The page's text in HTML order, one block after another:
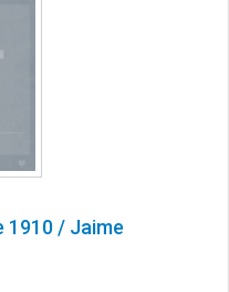
1910 / Jaime